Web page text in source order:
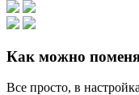
Как можно
Все просто, в